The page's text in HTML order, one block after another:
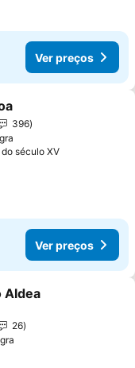
Ver preços
aos favoritos
396
século XV
Ver preços
aos favoritos
Aldea
26